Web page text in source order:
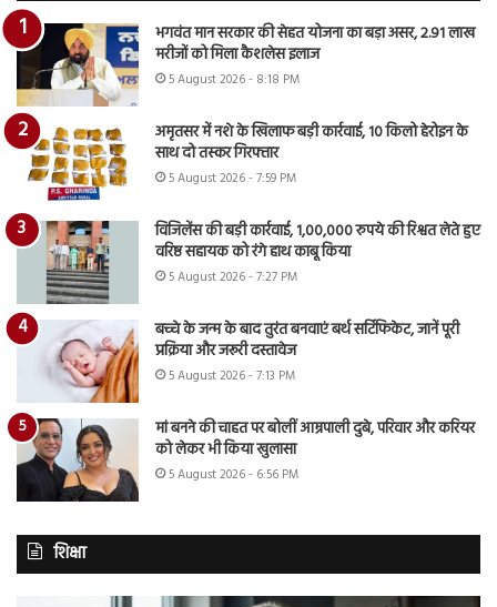
भगवंत मान सरकार की सेहत योजना का बड़ा असर, 2.91 लाख
मरीजों को मिला कैशलेस इलाज
5 August 2026 - 8:18 PM
अमृतसर में नशे के खिलाफ बड़ी कार्रवाई, 10 किलो हेरोइन के
साथ दो तस्कर गिरफ्तार
5 August 2026 - 7:59 PM
विजिलेंस की बड़ी कार्रवाई, 1,00,000 रुपये की रिश्वत लेते हुए
वरिष्ठ सहायक को रंगे हाथ काबू किया
5 August 2026 - 7:27 PM
बच्चे के जन्म के बाद तुरंत बनवाएं बर्थ सर्टिफिकेट, जानें पूरी
प्रक्रिया और जरूरी दस्तावेज
5 August 2026 - 7:13 PM
मां बनने की चाहत पर बोलीं आम्रपाली दुबे, परिवार और करियर
को लेकर भी किया खुलासा
5 August 2026 - 6:56 PM
शिक्षा